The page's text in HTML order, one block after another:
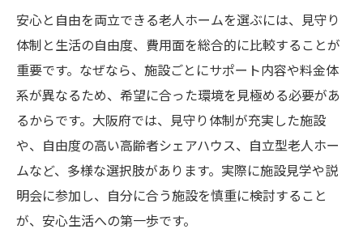
安心と自由を両立できる老人ホームを選ぶには、見守り
体制と生活の自由度、費用面を総合的に比較することが
重要です。なぜなら、施設ごとにサポート内容や料金体
系が異なるため、希望に合った環境を見極める必要があ
るからです。大阪府では、見守り体制が充実した施設
や、自由度の高い高齢者シェアハウス、自立型老人ホー
ムなど、多様な選択肢があります。実際に施設見学や説
明会に参加し、自分に合う施設を慎重に検討すること
が、安心生活への第一歩です。